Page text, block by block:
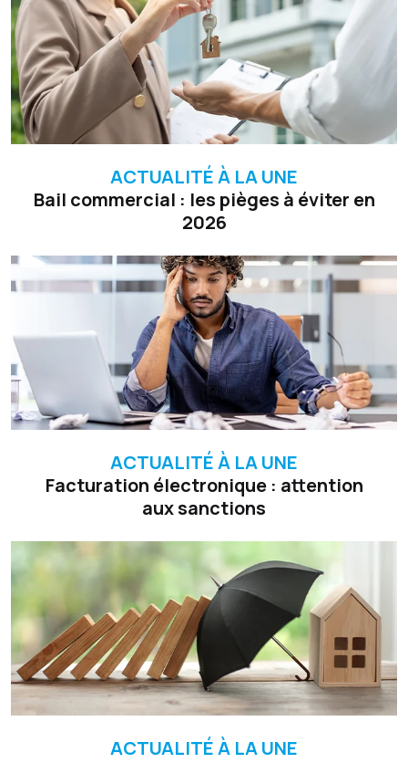
ACTUALITÉ À LA UNE
Bail commercial : les pièges à éviter en
2026
ACTUALITÉ À LA UNE
Facturation électronique : attention
aux sanctions
ACTUALITÉ À LA UNE